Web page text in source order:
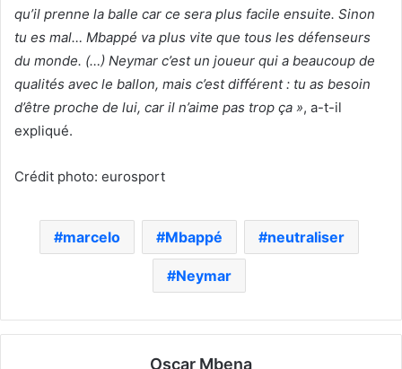
qu’il prenne la balle car ce sera plus facile ensuite. Sinon
tu es mal… Mbappé va plus vite que tous les défenseurs
du monde. (…) Neymar c’est un joueur qui a beaucoup de
qualités avec le ballon, mais c’est différent : tu as besoin
d’être proche de lui, car il n’aime pas trop ça », a-t-il
expliqué.
Crédit photo: eurosport
marcelo Mbappé neutraliser
Neymar
Oscar Mbena